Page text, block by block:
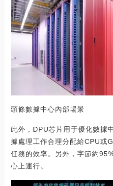
頭條數據中心內部場景
此外，DPU芯片用于優化數據
據處理工作合理分配給CPU或
任務的效率。另外，字節約
心上運行。